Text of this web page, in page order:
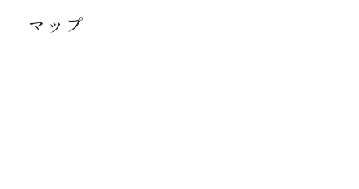
マップ